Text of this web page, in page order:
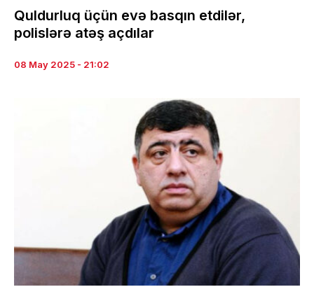
Quldurluq üçün evə basqın etdilər,
polislərə atəş açdılar
08 May 2025 - 21:02